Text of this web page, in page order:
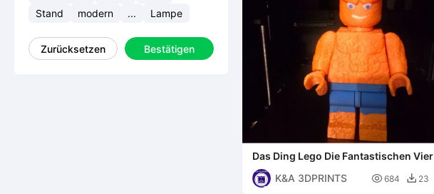
Stand
modern ... Lampe
Zurücksetzen Bestätigen
Das Ding Lego Die Fantastischen Vier
K&A 3DPRINTS
 684  23